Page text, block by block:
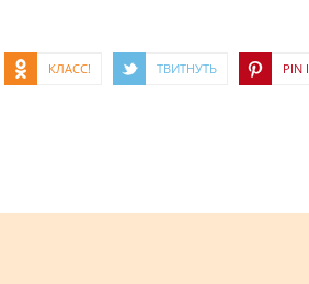
КЛАСС! ТВИТНУТЬ PIN